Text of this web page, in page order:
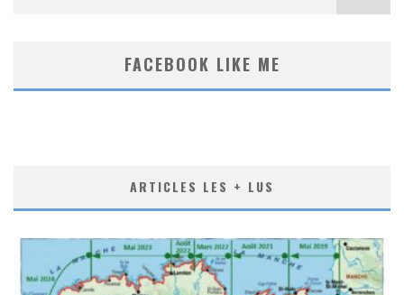
FACEBOOK LIKE ME
ARTICLES LES + LUS